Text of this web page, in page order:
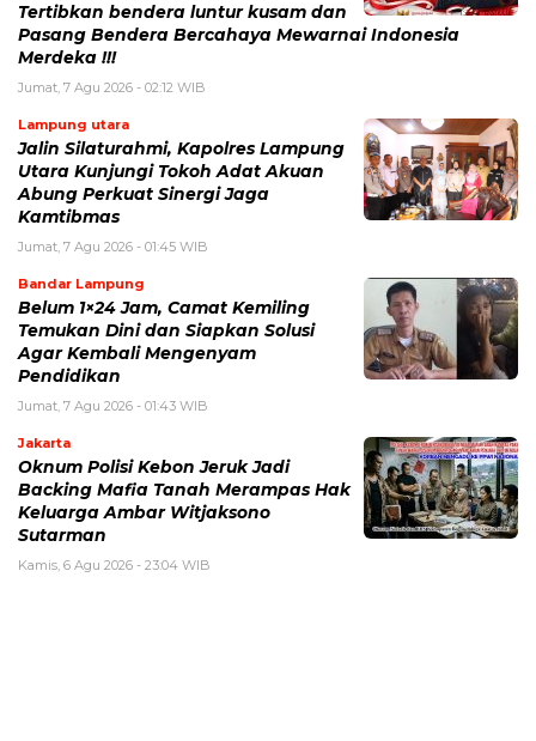
Tertibkan bendera luntur kusam dan
Pasang Bendera Bercahaya Mewarnai Indonesia
Merdeka !!!
Jumat, 7 Agu 2026 - 02:12 WIB
Lampung utara
Jalin Silaturahmi, Kapolres Lampung
Utara Kunjungi Tokoh Adat Akuan
Abung Perkuat Sinergi Jaga
Kamtibmas
Jumat, 7 Agu 2026 - 01:45 WIB
Bandar Lampung
Belum 1×24 Jam, Camat Kemiling
Temukan Dini dan Siapkan Solusi
Agar Kembali Mengenyam
Pendidikan
Jumat, 7 Agu 2026 - 01:43 WIB
Jakarta
Oknum Polisi Kebon Jeruk Jadi
Backing Mafia Tanah Merampas Hak
Keluarga Ambar Witjaksono
Sutarman
Kamis, 6 Agu 2026 - 23:04 WIB